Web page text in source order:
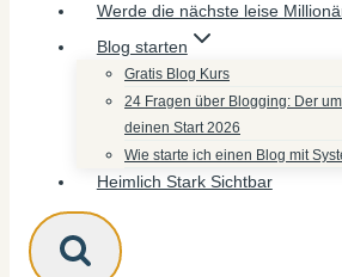
Werde die nächste leise
Blog starten
Gratis Blog Kurs
24 Fragen über Blogging: Der
deinen Start 2026
Wie starte ich einen Blog mit
Heimlich Stark Sichtbar